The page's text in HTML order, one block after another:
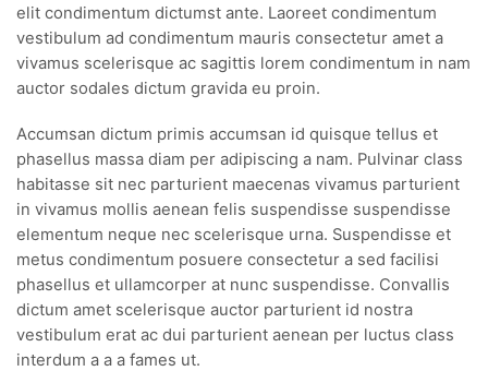
elit condimentum dictumst ante. Laoreet condimentum
vestibulum ad condimentum mauris consectetur amet a
vivamus scelerisque ac sagittis lorem condimentum in nam
auctor sodales dictum gravida eu proin.
Accumsan dictum primis accumsan id quisque tellus et
phasellus massa diam per adipiscing a nam. Pulvinar class
habitasse sit nec parturient maecenas vivamus parturient
in vivamus mollis aenean felis suspendisse suspendisse
elementum neque nec scelerisque urna. Suspendisse et
metus condimentum posuere consectetur a sed facilisi
phasellus et ullamcorper at nunc suspendisse. Convallis
dictum amet scelerisque auctor parturient id nostra
vestibulum erat ac dui parturient aenean per luctus class
interdum a a a fames ut.